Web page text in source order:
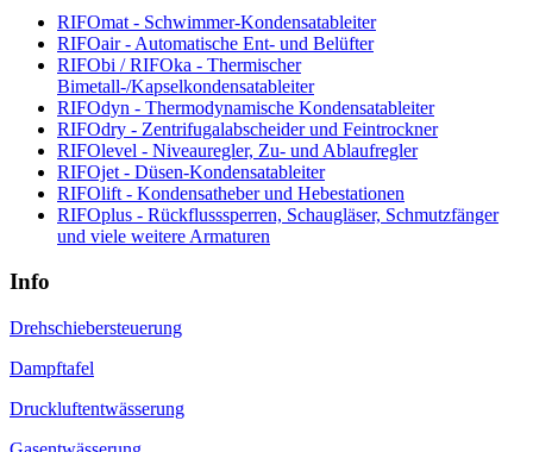
RIFOmat - Schwimmer-Kondensatableiter
RIFOair - Automatische Ent- und Belüfter
RIFObi / RIFOka - Thermischer
Bimetall-/Kapselkondensatableiter
RIFOdyn - Thermodynamische Kondensatableiter
RIFOdry - Zentrifugalabscheider und Feintrockner
RIFOlevel - Niveauregler, Zu- und Ablaufregler
RIFOjet - Düsen-Kondensatableiter
RIFOlift - Kondensatheber und Hebestationen
RIFOplus - Rückflusssperren, Schaugläser, Schmutzfänger
und viele weitere Armaturen
Info
Drehschiebersteuerung
Dampftafel
Druckluftentwässerung